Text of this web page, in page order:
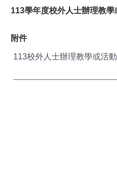
113學年度校外人士辦理教學
附件
113校外人士辦理教學或活